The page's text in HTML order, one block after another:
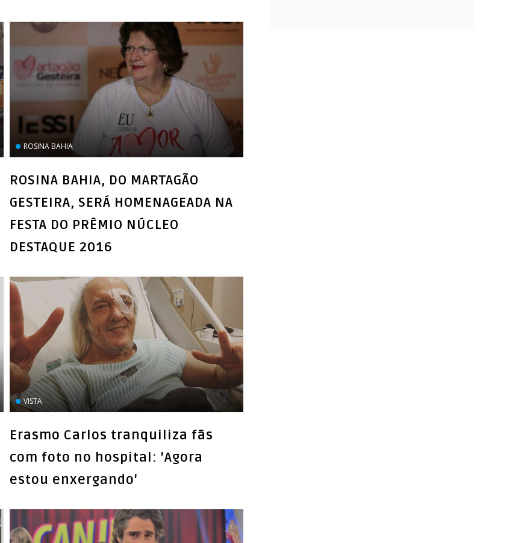
ROSINA BAHIA
ROSINA BAHIA, DO MARTAGÃO
GESTEIRA, SERÁ HOMENAGEADA NA
FESTA DO PRÊMIO NÚCLEO
DESTAQUE 2016
VISTA
Erasmo Carlos tranquiliza fãs
com foto no hospital: 'Agora
estou enxergando'